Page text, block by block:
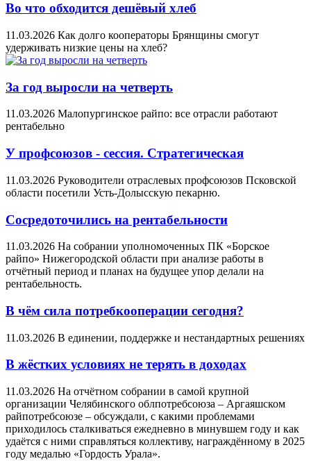
Во что обходится дешёвый хлеб
11.03.2026 Как долго кооператоры Брянщины смогут
удерживать низкие цены на хлеб?
За год выросли на четверть
11.03.2026 Малопургинское райпо: все отрасли работают
рентабельно
У профсоюзов - сессия. Стратегическая
11.03.2026 Руководители отраслевых профсоюзов Псковской
области посетили Усть-Долысскую пекарню.
Сосредоточились на рентабельности
11.03.2026 На собрании уполномоченных ПК «Борское
райпо» Нижегородской области при анализе работы в
отчётный период и планах на будущее упор делали на
рентабельность.
В чём сила потребкооперации сегодня?
11.03.2026 В единении, поддержке и нестандартных решениях
В жёстких условиях не терять в доходах
11.03.2026 На отчётном собрании в самой крупной
организации Челябинского облпотребсоюза – Аргаяшском
райпотребсоюзе – обсуждали, с какими проблемами
приходилось сталкиваться ежедневно в минувшем году и как
удаётся с ними справляться коллективу, награждённому в 2025
году медалью «Гордость Урала».